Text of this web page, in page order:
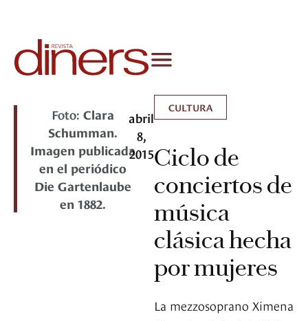
Foto: Clara
Schumman.
Imagen publicada
en el periódico
Die Gartenlaube
en 1882.
abril
8,
2015
CULTURA
Ciclo de
conciertos de
música
clásica hecha
por mujeres
La mezzosoprano Ximena